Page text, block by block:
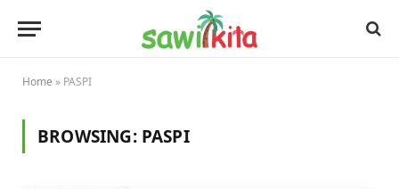
Home » PASPI
BROWSING: PASPI